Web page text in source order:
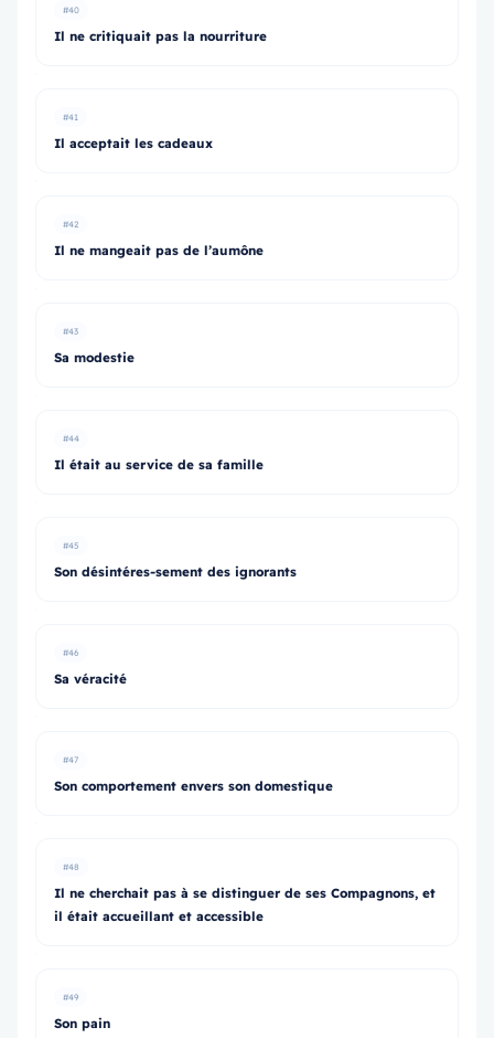
#40
Il ne critiquait pas la nourriture
#41
Il acceptait les cadeaux
#42
Il ne mangeait pas de l’aumône
#43
Sa modestie
#44
Il était au service de sa famille
#45
Son désintéres-sement des ignorants
#46
Sa véracité
#47
Son comportement envers son domestique
#48
Il ne cherchait pas à se distinguer de ses Compagnons, et
il était accueillant et accessible
#49
Son pain